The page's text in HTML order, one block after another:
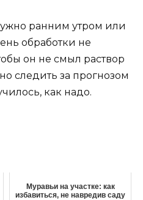
ранним утром или
обработки не
он не смыл раствор
следить за прогнозом
как надо.
Муравьи на участке: как
избавиться, не навредив саду